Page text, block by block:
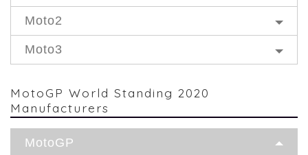
Moto2
Moto3
MotoGP World Standing 2020
Manufacturers
MotoGP